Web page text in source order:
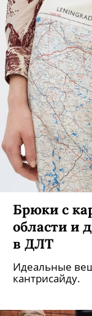
Галерея!»
Объявлены
тридцатый,
приз –
обновленном
Ищите себя в